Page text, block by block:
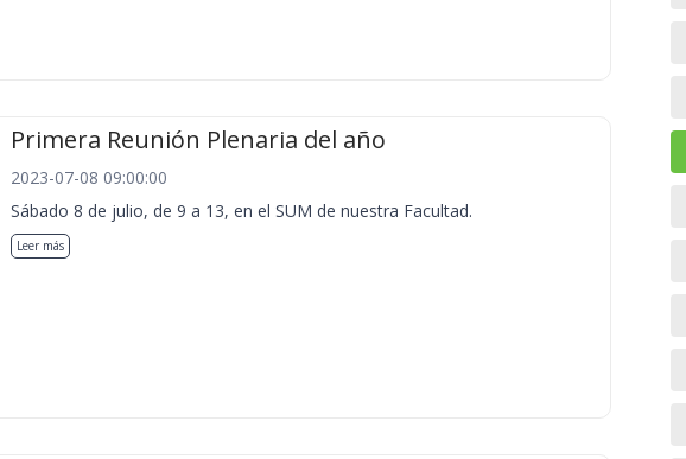
Primera Reunión Plenaria del año
2023-07-08 09:00:00
Sábado 8 de julio, de 9 a 13, en el SUM de nuestra Facultad.
Leer más